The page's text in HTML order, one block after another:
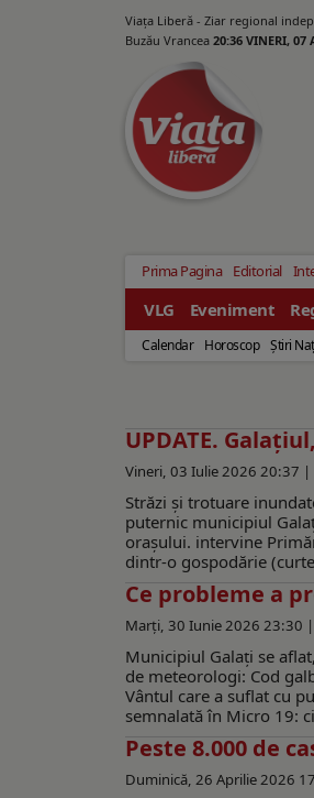
Viața Liberă - Ziar regional
Buzău Vrancea 20:36 VINERI, 07
Prima Pagina Editorial
VLG Eveniment
Calendar Horoscop Ştiri
UPDATE.
Vineri, 03 Iulie 2026 20:37 |
Străzi şi trotuare
puternic municipiul
orașului. intervine
dintr-o gospodărie
Ce probleme a
Marți, 30 Iunie 2026 23:30 |
Municipiul Galaţi se
de meteorologi: Cod
Vântul care a suflat cu
semnalată în Micro 19:
Peste 8.000 de
Duminică, 26 Aprilie 2026